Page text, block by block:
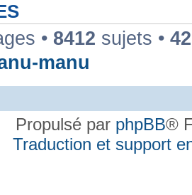
• 8412 sujets •
manu
Propulsé par phpBB®
Traduction et support